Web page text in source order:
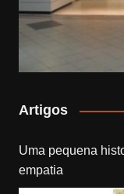
Artigos
Uma pequena
empatia